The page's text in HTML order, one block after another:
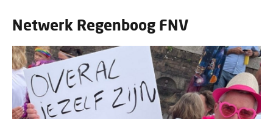
Netwerk Regenboog FNV